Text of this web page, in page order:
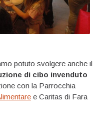
potuto svolgere anche il
di cibo invenduto
con la Parrocchia
e Caritas di Fara